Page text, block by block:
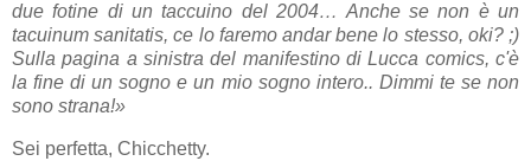
due fotine di un taccuino del 2004… Anche se non è un
tacuinum sanitatis, ce lo faremo andar bene lo stesso, oki? ;)
Sulla pagina a sinistra del manifestino di Lucca comics, c'è
la fine di un sogno e un mio sogno intero.. Dimmi te se non
sono strana!»
Sei perfetta, Chicchetty.